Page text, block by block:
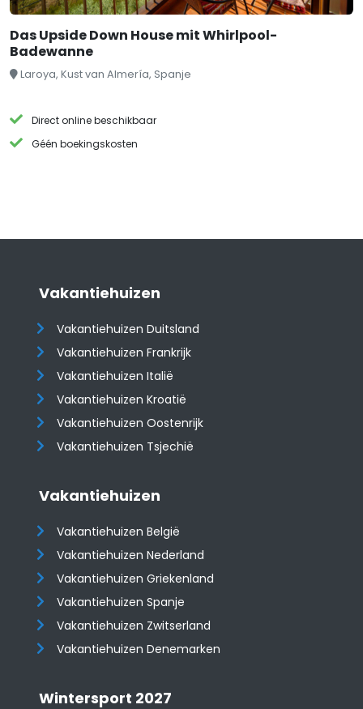
Das Upside Down House mit Whirlpool-
Badewanne
Laroya, Kust van Almería, Spanje
Direct online beschikbaar
Géén boekingskosten
Vakantiehuizen
Vakantiehuizen Duitsland
Vakantiehuizen Frankrijk
Vakantiehuizen Italië
Vakantiehuizen Kroatië
​​​​​​​Vakantiehuizen Oostenrijk
Vakantiehuizen Tsjechië
Vakantiehuizen
Vakantiehuizen België
Vakantiehuizen Nederland
Vakantiehuizen Griekenland
Vakantiehuizen Spanje
​​​​​​​Vakantiehuizen Zwitserland
Vakantiehuizen Denemarken
Wintersport 2027